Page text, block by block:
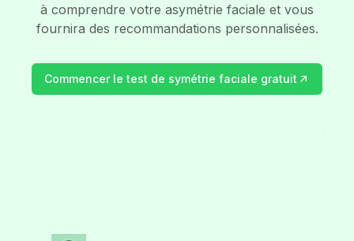
à comprendre votre asymétrie faciale et vous
fournira des recommandations personnalisées.
Commencer le test de symétrie faciale gratuit